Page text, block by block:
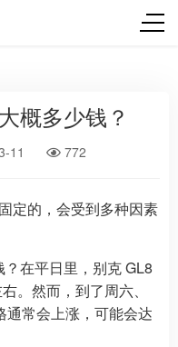
概多少钱？
11 772
定的，会受到多种因素
在平日里，别克 GL8
。然而，到了周六、
通常会上涨，可能会达